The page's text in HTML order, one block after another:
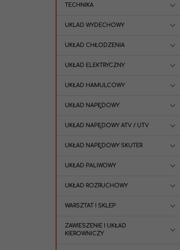
TECHNIKA
UKLAD WYDECHOWY
UKŁAD CHŁODZENIA
UKŁAD ELEKTRYCZNY
UKŁAD HAMULCOWY
UKŁAD NAPĘDOWY
UKŁAD NAPĘDOWY ATV / UTV
UKŁAD NAPĘDOWY SKUTER
UKŁAD PALIWOWY
UKŁAD ROZRUCHOWY
WARSZTAT I SKLEP
ZAWIESZENIE I UKŁAD
KIEROWNICZY